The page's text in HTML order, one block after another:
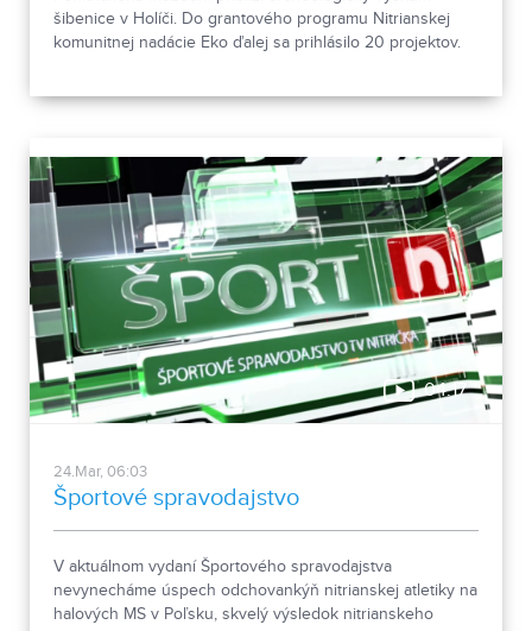
šibenice v Holíči. Do grantového programu Nitrianskej
komunitnej nadácie Eko ďalej sa prihlásilo 20 projektov.
04:17
24.Mar, 06:03
Športové spravodajstvo
V aktuálnom vydaní Športového spravodajstva
nevynecháme úspech odchovankýň nitrianskej atletiky na
halových MS v Poľsku, skvelý výsledok nitrianskeho